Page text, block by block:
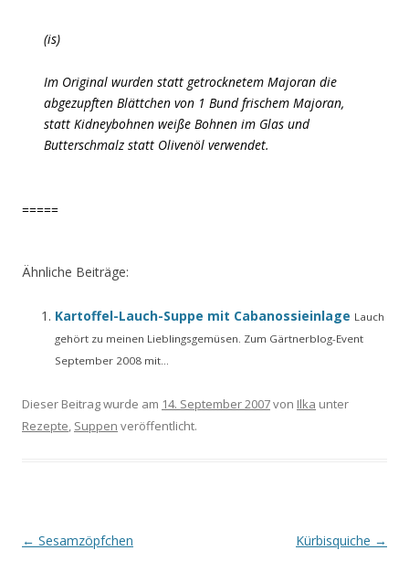
(is)
Im Original wurden statt getrocknetem Majoran die
abgezupften Blättchen von 1 Bund frischem Majoran,
statt Kidneybohnen weiße Bohnen im Glas und
Butterschmalz statt Olivenöl verwendet.
=====
Ähnliche Beiträge:
Kartoffel-Lauch-Suppe mit Cabanossieinlage Lauch
gehört zu meinen Lieblingsgemüsen. Zum Gärtnerblog-Event
September 2008 mit...
Dieser Beitrag wurde am 14. September 2007von Ilka unter
Rezepte, Suppen veröffentlicht.
Beitrags-Navigation
← Sesamzöpfchen Kürbisquiche →